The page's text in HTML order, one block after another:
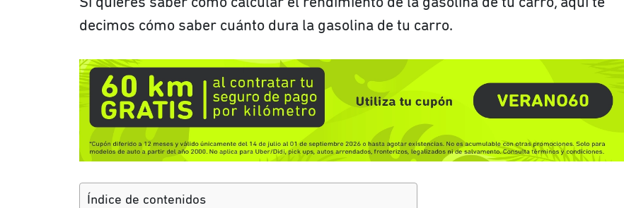
decimos cómo saber cuánto dura la gasolina de tu carro.
Índice de contenidos